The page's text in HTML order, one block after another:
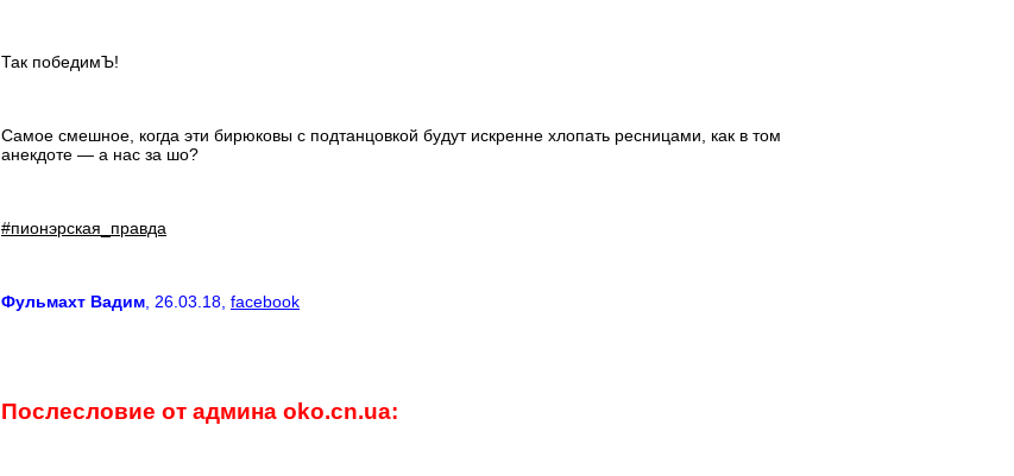
Так победимЪ!
Самое смешное, когда эти бирюковы с подтанцовкой будут искренне хлопать ресницами, как в том
анекдоте — а нас за шо?
#пионэрская_правда
Фульмахт Вадим , 26.03.18, facebook
Послесловие от админа oko.cn.ua: